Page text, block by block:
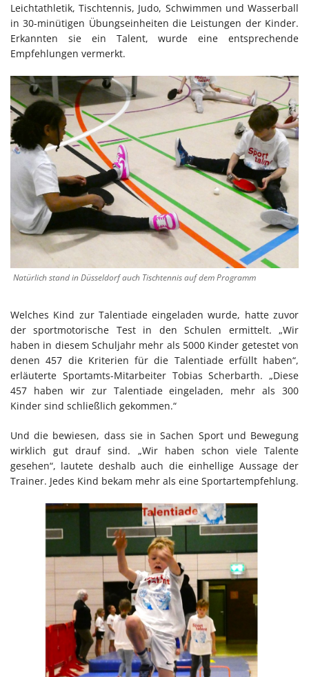
Leichtathletik, Tischtennis, Judo, Schwimmen und Wasserball
in 30-minütigen Übungseinheiten die Leistungen der Kinder.
Erkannten sie ein Talent, wurde eine entsprechende
Empfehlungen vermerkt.
Natürlich stand in Düsseldorf auch Tischtennis auf dem Programm
Welches Kind zur Talentiade eingeladen wurde, hatte zuvor
der sportmotorische Test in den Schulen ermittelt. „Wir
haben in diesem Schuljahr mehr als 5000 Kinder getestet von
denen 457 die Kriterien für die Talentiade erfüllt haben“,
erläuterte Sportamts-Mitarbeiter Tobias Scherbarth. „Diese
457 haben wir zur Talentiade eingeladen, mehr als 300
Kinder sind schließlich gekommen.“
Und die bewiesen, dass sie in Sachen Sport und Bewegung
wirklich gut drauf sind. „Wir haben schon viele Talente
gesehen“, lautete deshalb auch die einhellige Aussage der
Trainer. Jedes Kind bekam mehr als eine Sportartempfehlung.